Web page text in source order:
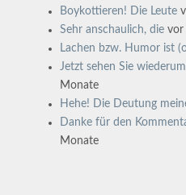
Boykottieren! Die Leute
Sehr anschaulich, die vor
Lachen bzw. Humor ist
Jetzt sehen Sie
Monate
Hehe! Die Deutung
Danke für den
Monate